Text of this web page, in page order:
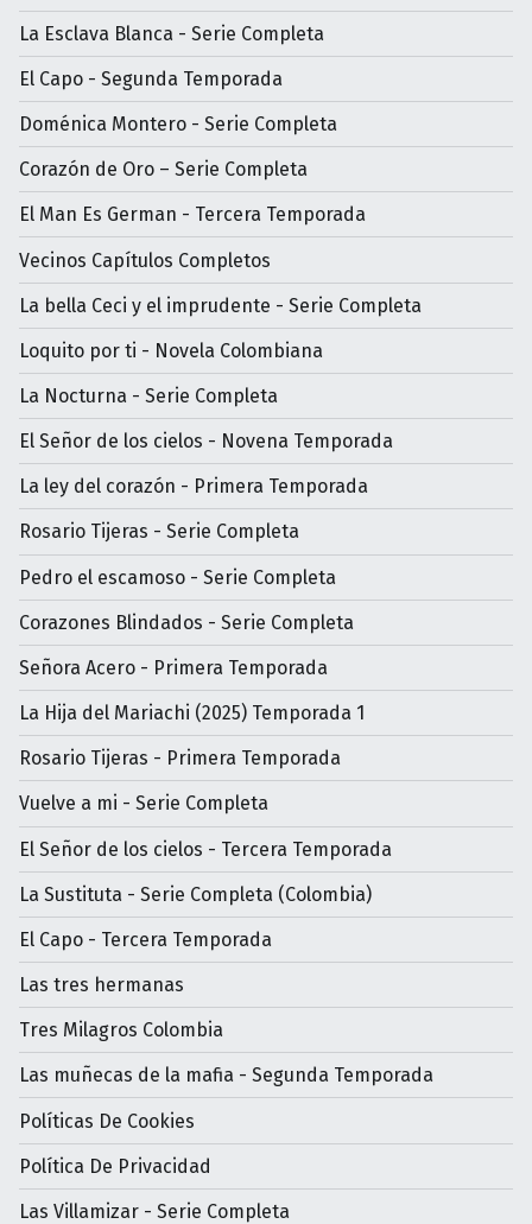
La Esclava Blanca - Serie Completa
El Capo - Segunda Temporada
Doménica Montero - Serie Completa
Corazón de Oro – Serie Completa
El Man Es German - Tercera Temporada
Vecinos Capítulos Completos
La bella Ceci y el imprudente - Serie Completa
Loquito por ti - Novela Colombiana
La Nocturna - Serie Completa
El Señor de los cielos - Novena Temporada
La ley del corazón - Primera Temporada
Rosario Tijeras - Serie Completa
Pedro el escamoso - Serie Completa
Corazones Blindados - Serie Completa
Señora Acero - Primera Temporada
La Hija del Mariachi (2025) Temporada 1
Rosario Tijeras - Primera Temporada
Vuelve a mi - Serie Completa
El Señor de los cielos - Tercera Temporada
La Sustituta - Serie Completa (Colombia)
El Capo - Tercera Temporada
Las tres hermanas
Tres Milagros Colombia
Las muñecas de la mafia - Segunda Temporada
Políticas De Cookies
Política De Privacidad
Las Villamizar - Serie Completa